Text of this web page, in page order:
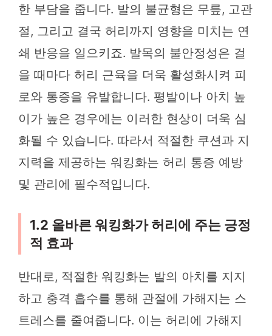
한 부담을 줍니다. 발의 불균형은 무릎, 고관
절, 그리고 결국 허리까지 영향을 미치는 연
쇄 반응을 일으키죠. 발목의 불안정성은 걸
을 때마다 허리 근육을 더욱 활성화시켜 피
로와 통증을 유발합니다. 평발이나 아치 높
이가 높은 경우에는 이러한 현상이 더욱 심
화될 수 있습니다. 따라서 적절한 쿠션과 지
지력을 제공하는 워킹화는 허리 통증 예방
및 관리에 필수적입니다.
1.2 올바른 워킹화가 허리에 주는 긍정
적 효과
반대로, 적절한 워킹화는 발의 아치를 지지
하고 충격 흡수를 통해 관절에 가해지는 스
트레스를 줄여줍니다. 이는 허리에 가해지